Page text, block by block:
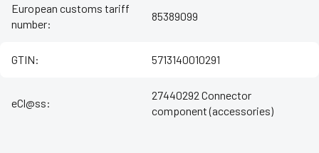
European customs tariff
number:
85389099
GTIN: 5713140010291
eCl@ss:
27440292 Connector
component (accessories)